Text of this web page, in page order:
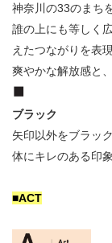
神奈川の33のまち
誰の上にも等しく
えたつながりを表
爽やかな解放感と
ブラック
矢印以外をブラッ
体にキレのある印
■ACT